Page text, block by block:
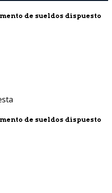
de sueldos dispuesto
de sueldos dispuesto